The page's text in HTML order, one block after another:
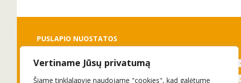
Vertiname Jūsų privatumą
Šiame tinklalapyje naudojame "cookies", kad galėtume
PUSLAPIO NUOSTATOS
Slapukai
Privatumo politika